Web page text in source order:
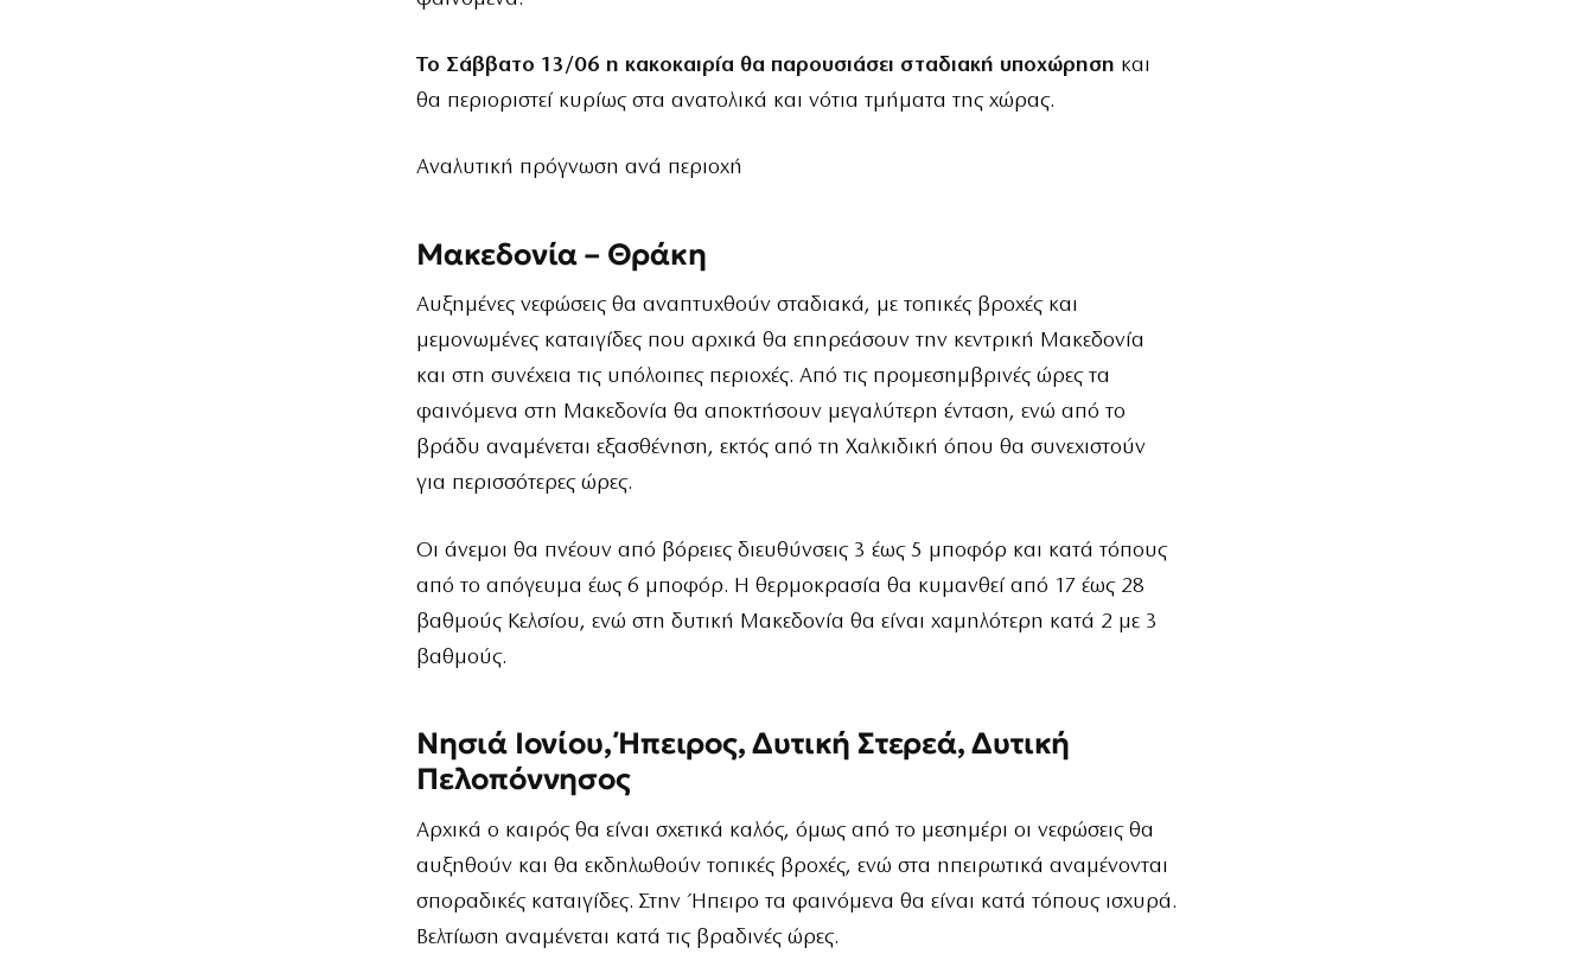
Το Σάββατο 13/06 η κακοκαιρία θα παρουσιάσει σταδιακή υποχώρηση και
θα περιοριστεί κυρίως στα ανατολικά και νότια τμήματα της χώρας.
Αναλυτική πρόγνωση ανά περιοχή
Μακεδονία – Θράκη
Αυξημένες νεφώσεις θα αναπτυχθούν σταδιακά, με τοπικές βροχές και
μεμονωμένες καταιγίδες που αρχικά θα επηρεάσουν την κεντρική Μακεδονία
και στη συνέχεια τις υπόλοιπες περιοχές. Από τις προμεσημβρινές ώρες τα
φαινόμενα στη Μακεδονία θα αποκτήσουν μεγαλύτερη ένταση, ενώ από το
βράδυ αναμένεται εξασθένηση, εκτός από τη Χαλκιδική όπου θα συνεχιστούν
για περισσότερες ώρες.
Οι άνεμοι θα πνέουν από βόρειες διευθύνσεις 3 έως 5 μποφόρ και κατά τόπους
από το απόγευμα έως 6 μποφόρ. Η θερμοκρασία θα κυμανθεί από 17 έως 28
βαθμούς Κελσίου, ενώ στη δυτική Μακεδονία θα είναι χαμηλότερη κατά 2 με 3
βαθμούς.
Νησιά Ιονίου, Ήπειρος, Δυτική Στερεά, Δυτική
Πελοπόννησος
Αρχικά ο καιρός θα είναι σχετικά καλός, όμως από το μεσημέρι οι νεφώσεις θα
αυξηθούν και θα εκδηλωθούν τοπικές βροχές, ενώ στα ηπειρωτικά αναμένονται
σποραδικές καταιγίδες. Στην Ήπειρο τα φαινόμενα θα είναι κατά τόπους ισχυρά.
Βελτίωση αναμένεται κατά τις βραδινές ώρες.